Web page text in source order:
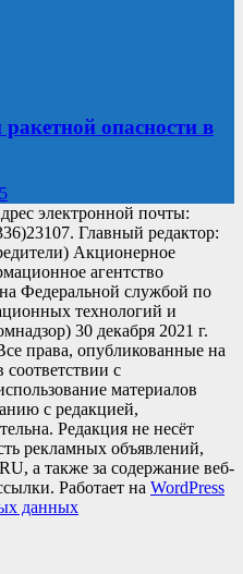
опасности в
электронной почты:
Главный редактор:
Акционерное
агентство
Федеральной службой по
технологий и
30 декабря 2021 г.
права, опубликованные на
с
материалов
с редакцией,
Редакция не несёт
рекламных объявлений,
а также за содержание веб-
Работает на WordPress
данных